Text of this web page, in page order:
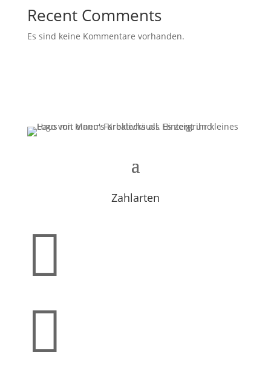
Recent Comments
Es sind keine Kommentare vorhanden.
Zahlarten

